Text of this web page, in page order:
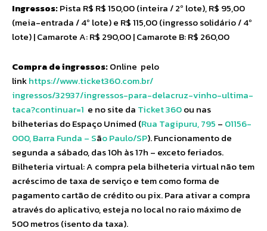
Ingressos:Pista R$ R$ 150,00 (inteira / 2º lote), R$ 95,00
(meia-entrada / 4º lote) e R$ 115,00 (ingresso solidário / 4º
lote) | Camarote A: R$ 290,00 | Camarote B: R$ 260,00
Compra de ingressos:Online pelo
linkhttps://www.ticket360.com.br/
ingressos/32937/ingressos-para-delacruz-vinho-ultima-
taca?continuar=1 e no site da Ticket 360ou nas
bilheterias do Espaço Unimed (Rua Tagipuru, 795 – 01156-
000, Barra Funda – São Paulo/SP). Funcionamento de
segunda a sábado, das 10h às 17h – exceto feriados.
Bilheteria virtual: A compra pela bilheteria virtual não tem
acréscimo de taxa de serviço e tem como forma de
pagamento cartão de crédito ou pix. Para ativar a compra
através do aplicativo, esteja no local no raio máximo de
500 metros (isento da taxa).